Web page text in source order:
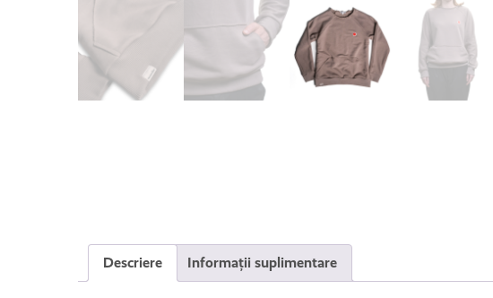
Descriere Informații suplimentare